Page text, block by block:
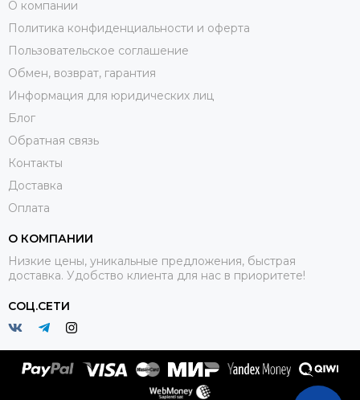
О компании
Политика конфиденциальности и оферта
Пользовательское соглашение
Обмен, возврат, гарантия
Информация для юридических лиц
Блог
Обратная связь
Контакты
Доставка
Оплата
О КОМПАНИИ
Низкие цены, уникальные предложения, быстрая
доставка. Удобство клиента для нас в приоритете!
СОЦ.СЕТИ